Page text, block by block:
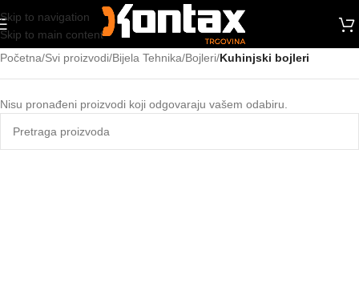
Skip to navigation
Skip to main content
Početna/Svi proizvodi/Bijela Tehnika/Bojleri/Kuhinjski bojleri
Nisu pronađeni proizvodi koji odgovaraju vašem odabiru.